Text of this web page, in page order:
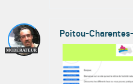
MODÉRATEUR
Poitou-